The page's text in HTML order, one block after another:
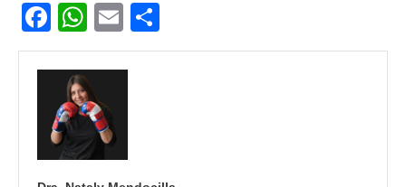
F
a
c
e
b
o
W
h
at
s
A
p
E
m
ail
o